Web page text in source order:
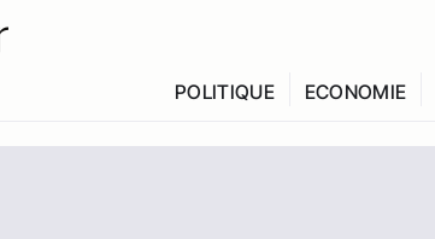
POLITIQUE ECONOMIE